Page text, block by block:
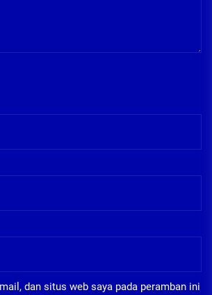
dan situs web saya pada peramban ini